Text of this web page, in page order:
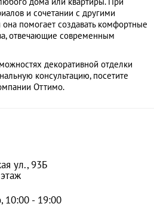
и сочетании с другими
помогает создавать комфортные
отвечающие современным
декоративной отделки
консультацию, посетите
Оттимо.
ул., 93Б
10:00 - 19:00